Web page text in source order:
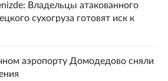
Владельцы атакованного
сухогруза готовят иск к
аэропорту Домодедово сняли